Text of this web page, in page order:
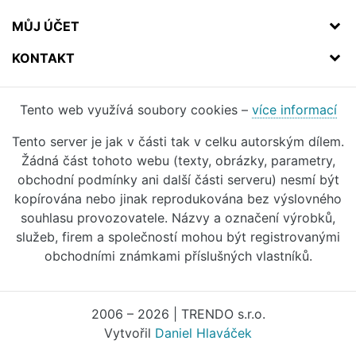
MŮJ ÚČET
KONTAKT
Tento web využívá soubory cookies – více informací
Tento server je jak v části tak v celku autorským dílem.
Žádná část tohoto webu (texty, obrázky, parametry,
obchodní podmínky ani další části serveru) nesmí být
kopírována nebo jinak reprodukována bez výslovného
souhlasu provozovatele. Názvy a označení výrobků,
služeb, firem a společností mohou být registrovanými
obchodními známkami příslušných vlastníků.
2006 – 2026 | TRENDO s.r.o.
Vytvořil Daniel Hlaváček